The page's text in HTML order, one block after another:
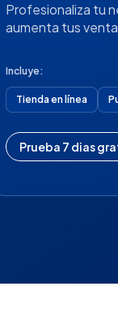
Profesionaliza tu
aumenta tus
Incluye:
Tienda en línea
Prueba 7 dias